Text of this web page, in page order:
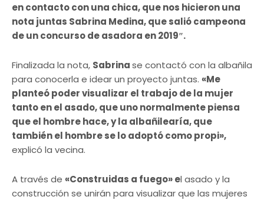
en contacto con una chica, que nos hicieron una
nota juntas Sabrina Medina, que salió campeona
de un concurso de asadora en 2019″.
Finalizada la nota, Sabrinase contactó con la albañila
para conocerla e idear un proyecto juntas. «Me
planteó poder visualizar el trabajo de la mujer
tanto en el asado, que uno normalmente piensa
que el hombre hace, y la albañilearía, que
también el hombre se lo adoptó como propi»,
explicó la vecina.
A través de «Construidas a fuego» el asado y la
construcción se unirán para visualizar que las mujeres